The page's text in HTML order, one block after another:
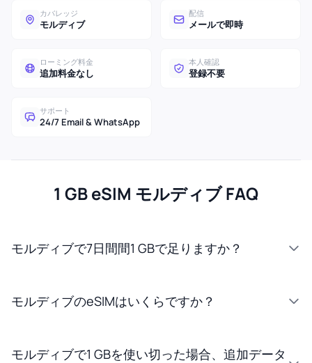
カバレッジ
モルディブ
配信
メールで即時
ローミング料金
追加料金なし
本人確認
登録不要
サポート
24/7 Email & WhatsApp
1 GB eSIM モルディブ FAQ
モルディブで7日間間1 GBで足りますか？
モルディブのeSIMはいくらですか？
モルディブで1 GBを使い切った場合、追加データ